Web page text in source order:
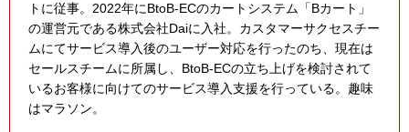
トに従事。2022年にBtoB-ECのカートシステム「Bカート」
の運営元である株式会社Daiに入社。カスタマーサクセスチー
ムにてサービス導入後のユーザー対応を行ったのち、現在は
セールスチームに所属し、BtoB‐ECの立ち上げを検討されて
いるお客様に向けてのサービス導入支援を行っている。趣味
はマラソン。